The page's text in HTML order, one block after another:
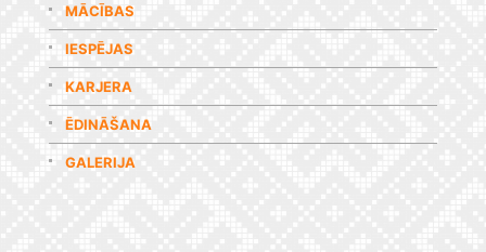
MĀCĪBAS
IESPĒJAS
KARJERA
ĒDINĀŠANA
GALERIJA